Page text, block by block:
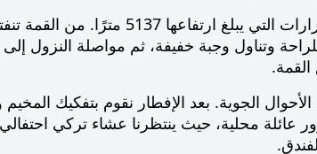
. انطلاق مبكر لصعود قمة أرارات
القمة.
الجوية. بعد الإفطار نقوم بتفكيك
عائلة محلية، حيث ينتظرنا عشاء تركي